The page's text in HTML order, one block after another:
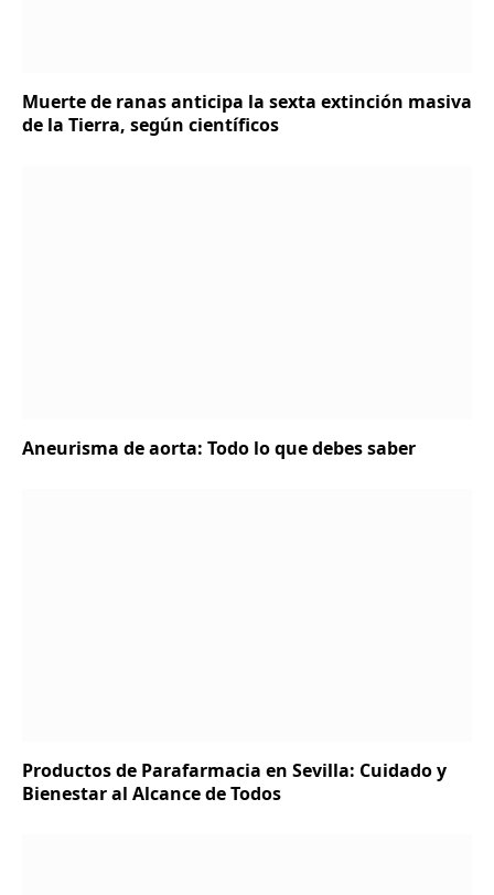
Muerte de ranas anticipa la sexta extinción masiva
de la Tierra, según científicos
Aneurisma de aorta: Todo lo que debes saber
Productos de Parafarmacia en Sevilla: Cuidado y
Bienestar al Alcance de Todos